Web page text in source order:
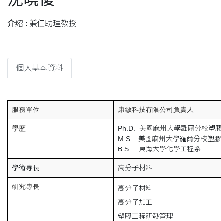
介绍 : 兼任助理教授
個人基本資料
服務單位 康敏科技有限公司負責人
學歷
Ph.D. 美國麻州大學羅爾分校塑
M.S. 美國麻州大學羅爾分校塑
B.S. 東海大學化學工程系
學術專長 高分子材料
研究專長
高分子材料
高分子加工
塑膠工程研發管理